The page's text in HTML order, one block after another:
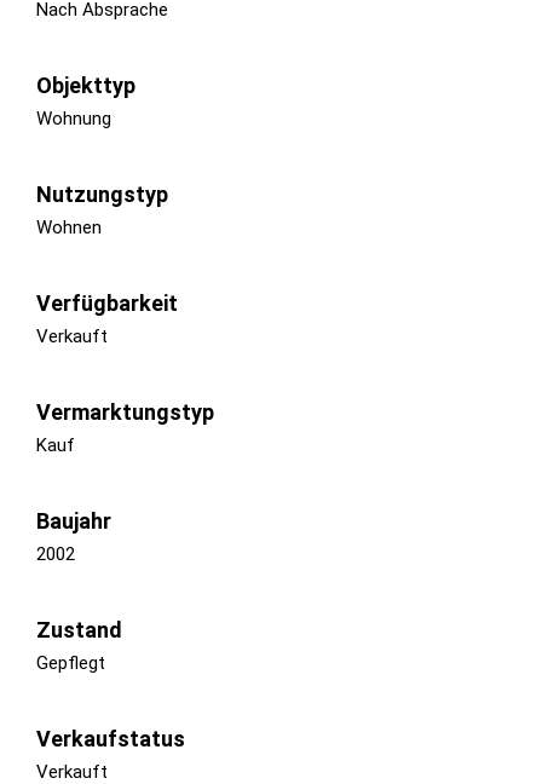
Nach Absprache
Objekttyp
Wohnung
Nutzungstyp
Wohnen
Verfügbarkeit
Verkauft
Vermarktungstyp
Kauf
Baujahr
2002
Zustand
Gepflegt
Verkaufstatus
Verkauft